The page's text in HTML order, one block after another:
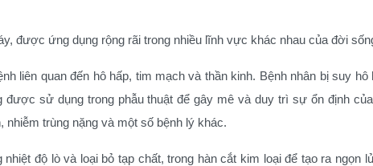
được ứng dụng rộng rãi trong nhiều lĩnh vực khác nhau của đời
liên quan đến hô hấp, tim mạch và thần kinh. Bệnh nhân bị suy
sử dụng trong phẫu thuật để gây mê và duy trì sự ổn định
trùng nặng và một số bệnh lý khác.
độ lò và loại bỏ tạp chất, trong hàn cắt kim loại để tạo ra ngọn